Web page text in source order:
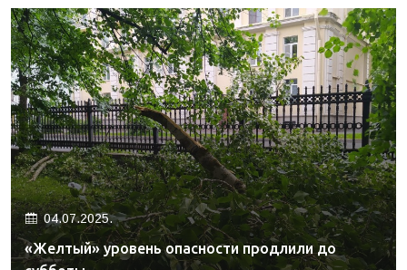
04.07.2025.
«Желтый» уровень опасности продлили до